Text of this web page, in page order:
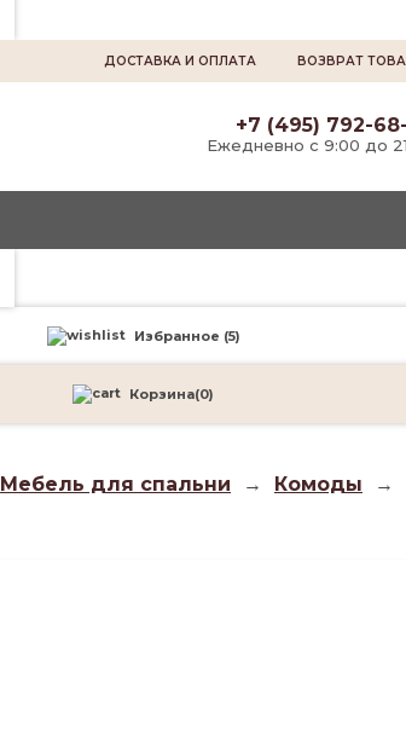
ДОСТАВКА И ОПЛАТА ВОЗВРАТ
+7 (495) 792-
Ежедневно с 9:00 до
Избранное (5)
Корзина(0)
Мебель для спальни → Комоды →